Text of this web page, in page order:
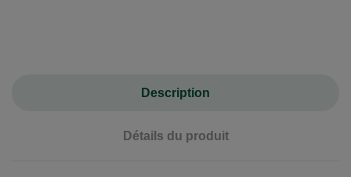
Description
Détails du produit